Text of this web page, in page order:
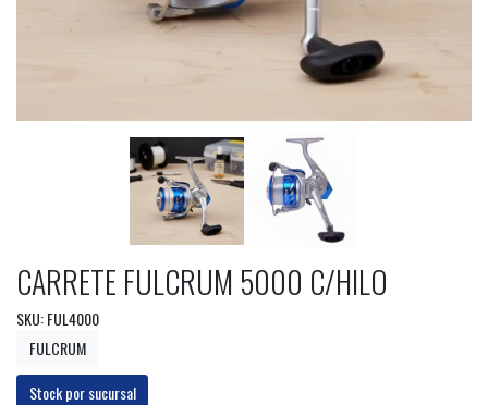
CARRETE FULCRUM 5000 C/HILO
SKU: FUL4000
FULCRUM
Stock por sucursal